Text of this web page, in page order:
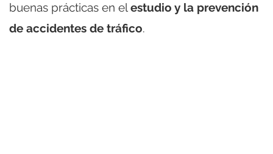
buenas prácticas en elestudio y la prevención
de accidentes de tráfico.